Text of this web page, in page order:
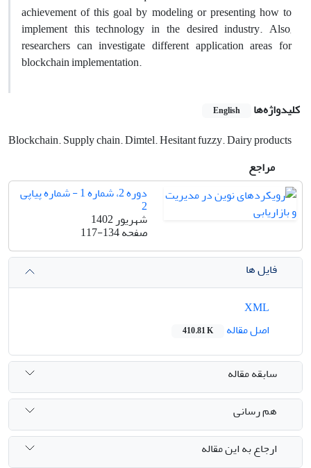
achievement of this goal by modeling or presenting how to
implement this technology in the desired industry. Also,
researchers can investigate different application areas for
blockchain implementation.
کلیدواژه‌ها English
Blockchain. Supply chain. Dimtel. Hesitant fuzzy. Dairy products
مراجع
دوره 2، شماره 1 - شماره پیاپی
2
شهریور 1402
صفحه117-134
فایل ها
اصل مقاله
410.81 K
سابقه مقاله
هم رسانی
ارجاع به این مقاله